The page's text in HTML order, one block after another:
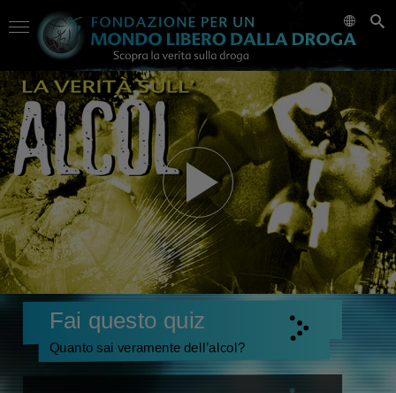
Fai questo quiz
Quanto sai veramente dell’alcol?